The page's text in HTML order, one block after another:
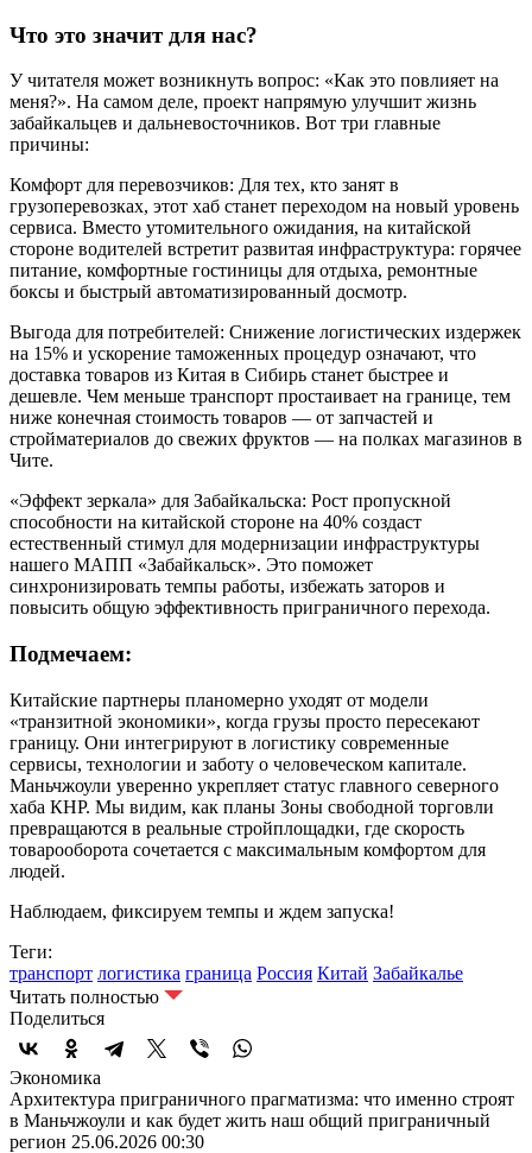
Что это значит для нас?
У читателя может возникнуть вопрос: «Как это повлияет на
меня?». На самом деле, проект напрямую улучшит жизнь
забайкальцев и дальневосточников. Вот три главные
причины:
Комфорт для перевозчиков: Для тех, кто занят в
грузоперевозках, этот хаб станет переходом на новый уровень
сервиса. Вместо утомительного ожидания, на китайской
стороне водителей встретит развитая инфраструктура: горячее
питание, комфортные гостиницы для отдыха, ремонтные
боксы и быстрый автоматизированный досмотр.
Выгода для потребителей: Снижение логистических издержек
на 15% и ускорение таможенных процедур означают, что
доставка товаров из Китая в Сибирь станет быстрее и
дешевле. Чем меньше транспорт простаивает на границе, тем
ниже конечная стоимость товаров — от запчастей и
стройматериалов до свежих фруктов — на полках магазинов в
Чите.
«Эффект зеркала» для Забайкальска: Рост пропускной
способности на китайской стороне на 40% создаст
естественный стимул для модернизации инфраструктуры
нашего МАПП «Забайкальск». Это поможет
синхронизировать темпы работы, избежать заторов и
повысить общую эффективность приграничного перехода.
Подмечаем:
Китайские партнеры планомерно уходят от модели
«транзитной экономики», когда грузы просто пересекают
границу. Они интегрируют в логистику современные
сервисы, технологии и заботу о человеческом капитале.
Маньчжоули уверенно укрепляет статус главного северного
хаба КНР. Мы видим, как планы Зоны свободной торговли
превращаются в реальные стройплощадки, где скорость
товарооборота сочетается с максимальным комфортом для
людей.
Наблюдаем, фиксируем темпы и ждем запуска!
Теги:
транспорт логистика граница Россия Китай Забайкалье
Читать полностью
Поделиться
Экономика
Архитектура приграничного прагматизма: что именно строят
в Маньчжоули и как будет жить наш общий приграничный
регион 25.06.2026 00:30